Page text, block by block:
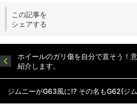
この記事を
シェアする
ホイールのガリ傷を自分で直そう！
紹介します。
ジムニーがG63風に!? その名もG62(ジ